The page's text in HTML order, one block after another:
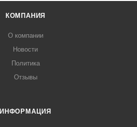
КОМПАНИЯ
О компании
Новости
Политика
Отзывы
ИНФОРМАЦИЯ